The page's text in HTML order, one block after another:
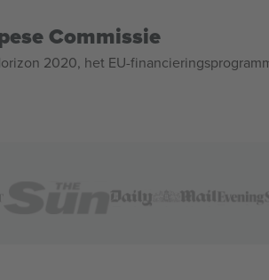
Commissie
2020, het EU-